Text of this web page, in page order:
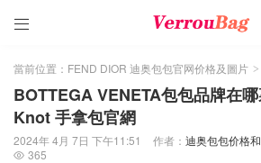

當前位置： FEND DIOR 迪奥包包官网价格及圖片 >
BOTTEGA VENETA包包品牌在
Knot 手拿包官網
2024年 4月 7日 下午11:51 作者： 迪奥包包价格
 365